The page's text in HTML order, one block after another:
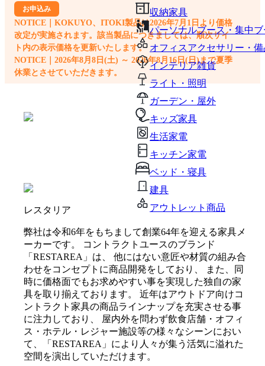
収納家具
パーソナルブース・集中
オフィスアクセサリー・備
インテリア雑貨
ライト・照明
ガーデン・屋外
キッズ家具
生活家電
キッチン家電
ベッド・寝具
建具
アウトレット商品
お申込み
NOTICE｜KOKUYO、ITOKI製品は2026年7月1日より価格
改定が実施されます。該当製品につきましては、順次サイ
ト内の表示価格を更新いたします。
NOTICE｜2026年8月8日(土) ～ 2026年8月16日(日)まで夏季
休業とさせていただきます。
レスタリア
弊社は令和6年をもちまして創業64年を迎える家具メ
ーカーです。 コントラクトユースのブランド
「RESTAREA」は、 他にはない意匠や材質の組み合
わせをコンセプトに商品開発をしており、 また、同
時に価格面でもお求めやすい事を実現した独自の家
具を取り揃えております。 近年はアウトドア向けコ
ントラクト家具の商品ラインナップを充実させる事
に注力しており、 屋内外を問わず飲食店舗・オフィ
ス・ホテル・レジャー施設等の様々なシーンにおい
て、「RESTAREA」により人々が集う活気に溢れた
空間を演出していただけます。